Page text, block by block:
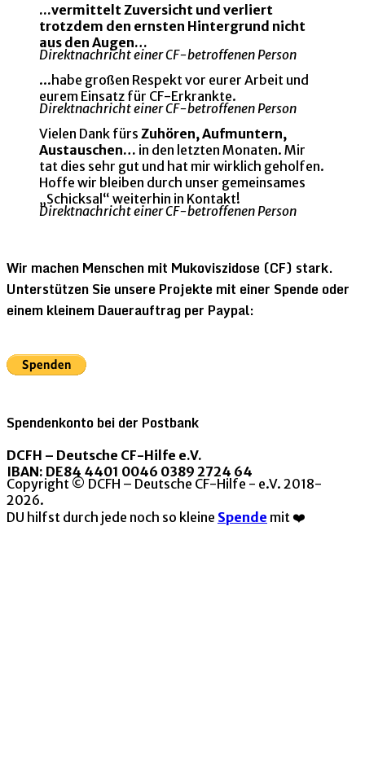
...vermittelt Zuversicht und verliert
trotzdem den ernsten Hintergrund nicht
aus den Augen…
Direktnachricht einer CF-betroffenen Person
...habe großen Respekt vor eurer Arbeit und
eurem Einsatz für CF-Erkrankte.
Direktnachricht einer CF-betroffenen Person
Vielen Dank fürs Zuhören, Aufmuntern,
Austauschen… in den letzten Monaten. Mir
tat dies sehr gut und hat mir wirklich geholfen.
Hoffe wir bleiben durch unser gemeinsames
„Schicksal“ weiterhin in Kontakt!
Direktnachricht einer CF-betroffenen Person
Wir machen Menschen mit Mukoviszidose (CF) stark.
Unterstützen Sie unsere Projekte mit einer Spende oder
einem kleinem Dauerauftrag per Paypal:
Spendenkonto bei der Postbank
DCFH – Deutsche CF-Hilfe e.V.
IBAN: DE84 4401 0046 0389 2724 64
Copyright © DCFH – Deutsche CF-Hilfe - e.V. 2018-
2026.
DU hilfst durch jede noch so kleine Spende mit ❤️